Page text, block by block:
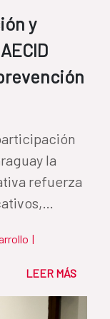
y
la
refuerza
|
LEER MÁS